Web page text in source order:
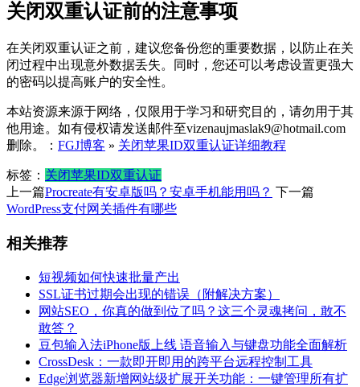
关闭双重认证前的注意事项
在关闭双重认证之前，建议您备份您的重要数据，以防止在关
闭过程中出现意外数据丢失。同时，您还可以考虑设置更强大
的密码以提高账户的安全性。
本站资源来源于网络，仅限用于学习和研究目的，请勿用于其
他用途。如有侵权请发送邮件至vizenaujmaslak9@hotmail.com
删除。： FGJ博客 » 关闭苹果ID双重认证详细教程
标签： 关闭苹果ID双重认证
上一篇Procreate有安卓版吗？安卓手机能用吗？ 下一篇
WordPress支付网关插件有哪些
相关推荐
短视频如何快速批量产出
SSL证书过期会出现的错误（附解决方案）
网站SEO，你真的做到位了吗？这三个灵魂拷问，敢不
敢答？
豆包输入法iPhone版上线 语音输入与键盘功能全面解析
CrossDesk：一款即开即用的跨平台远程控制工具
Edge浏览器新增网站级扩展开关功能：一键管理所有扩